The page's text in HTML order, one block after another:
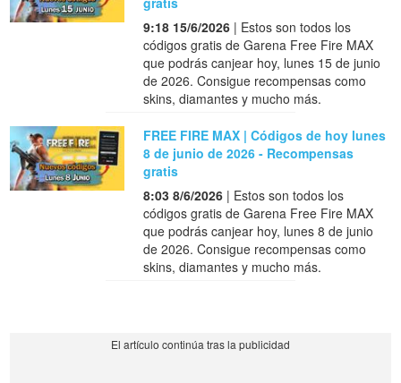
9:18 15/6/2026 | Estos son todos los
códigos gratis de Garena Free Fire MAX
que podrás canjear hoy, lunes 15 de junio
de 2026. Consigue recompensas como
skins, diamantes y mucho más.
FREE FIRE MAX | Códigos de hoy lunes
8 de junio de 2026 - Recompensas
gratis
8:03 8/6/2026 | Estos son todos los
códigos gratis de Garena Free Fire MAX
que podrás canjear hoy, lunes 8 de junio
de 2026. Consigue recompensas como
skins, diamantes y mucho más.